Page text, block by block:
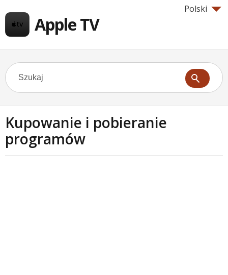
Polski
Apple TV
Kupowanie i pobieranie
programów